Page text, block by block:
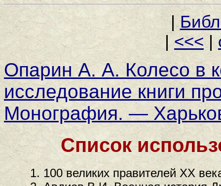
|
| <<< |
Опарин А. А. Колесо в
исследование книги
Монография. —
Список
100 великих правителей XX